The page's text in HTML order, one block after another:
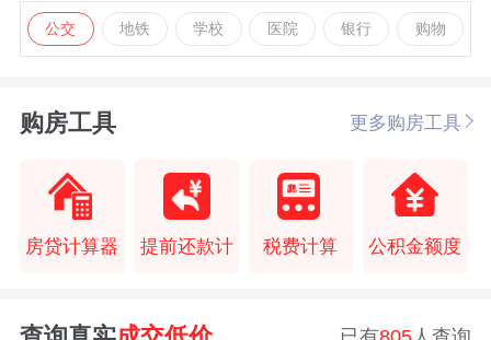
公交 地铁 学校 医院 银行 购物
购房工具 更多购房工具
房贷计算器 提前还款计 税费计算 公积金额度